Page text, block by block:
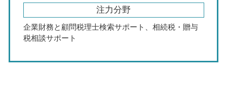
注力分野
企業財務と顧問税理士検索サポート、相続税・贈与
税相談サポート